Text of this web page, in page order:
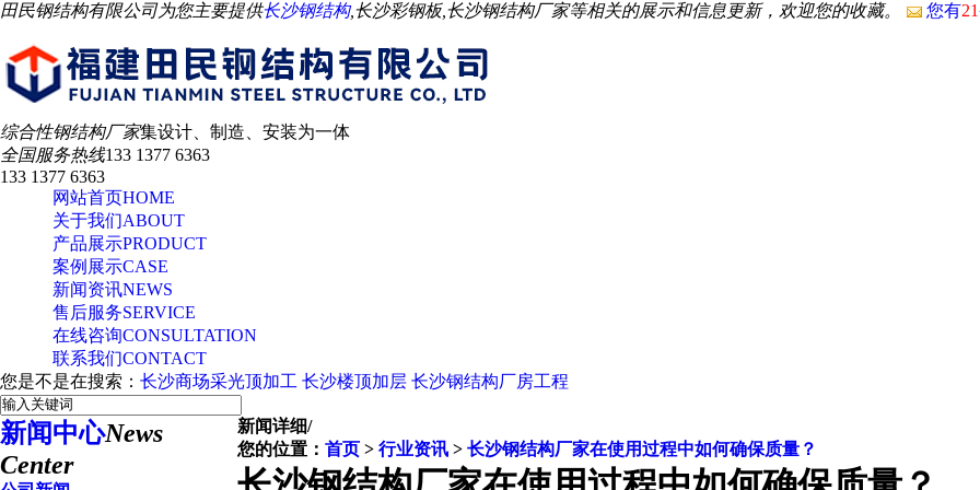
田民钢结构有限公司为您主要提供长沙钢结构,长沙彩钢板,长沙钢结构厂家等相关的展示和信息更新，欢迎您的收藏。 您有21
综合性钢结构厂家集设计、制造、安装为一体
全国服务热线133 1377 6363
133 1377 6363
网站首页HOME
关于我们ABOUT
产品展示PRODUCT
案例展示CASE
新闻资讯NEWS
售后服务SERVICE
在线咨询CONSULTATION
联系我们CONTACT
您是不是在搜索： 长沙商场采光顶加工 长沙楼顶加层 长沙钢结构厂房工程
新闻中心News
Center
新闻详细/
您的位置： 首页 > 行业资讯 > 长沙钢结构厂家在使用过程中如何确保质量？